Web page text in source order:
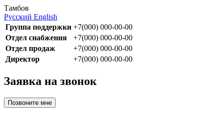
Тамбов
Русский English
Группа поддержки +7(000) 000-00-00
Отдел снабжения
+7(000) 000-00-00
Отдел продаж
+7(000) 000-00-00
Директор
+7(000) 000-00-00
Заявка на звонок
Позвоните мне